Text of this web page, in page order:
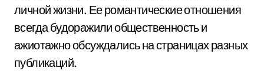
личной жизни. Ее романтические отношения
всегда будоражили общественность и
ажиотажно обсуждались на страницах разных
публикаций.